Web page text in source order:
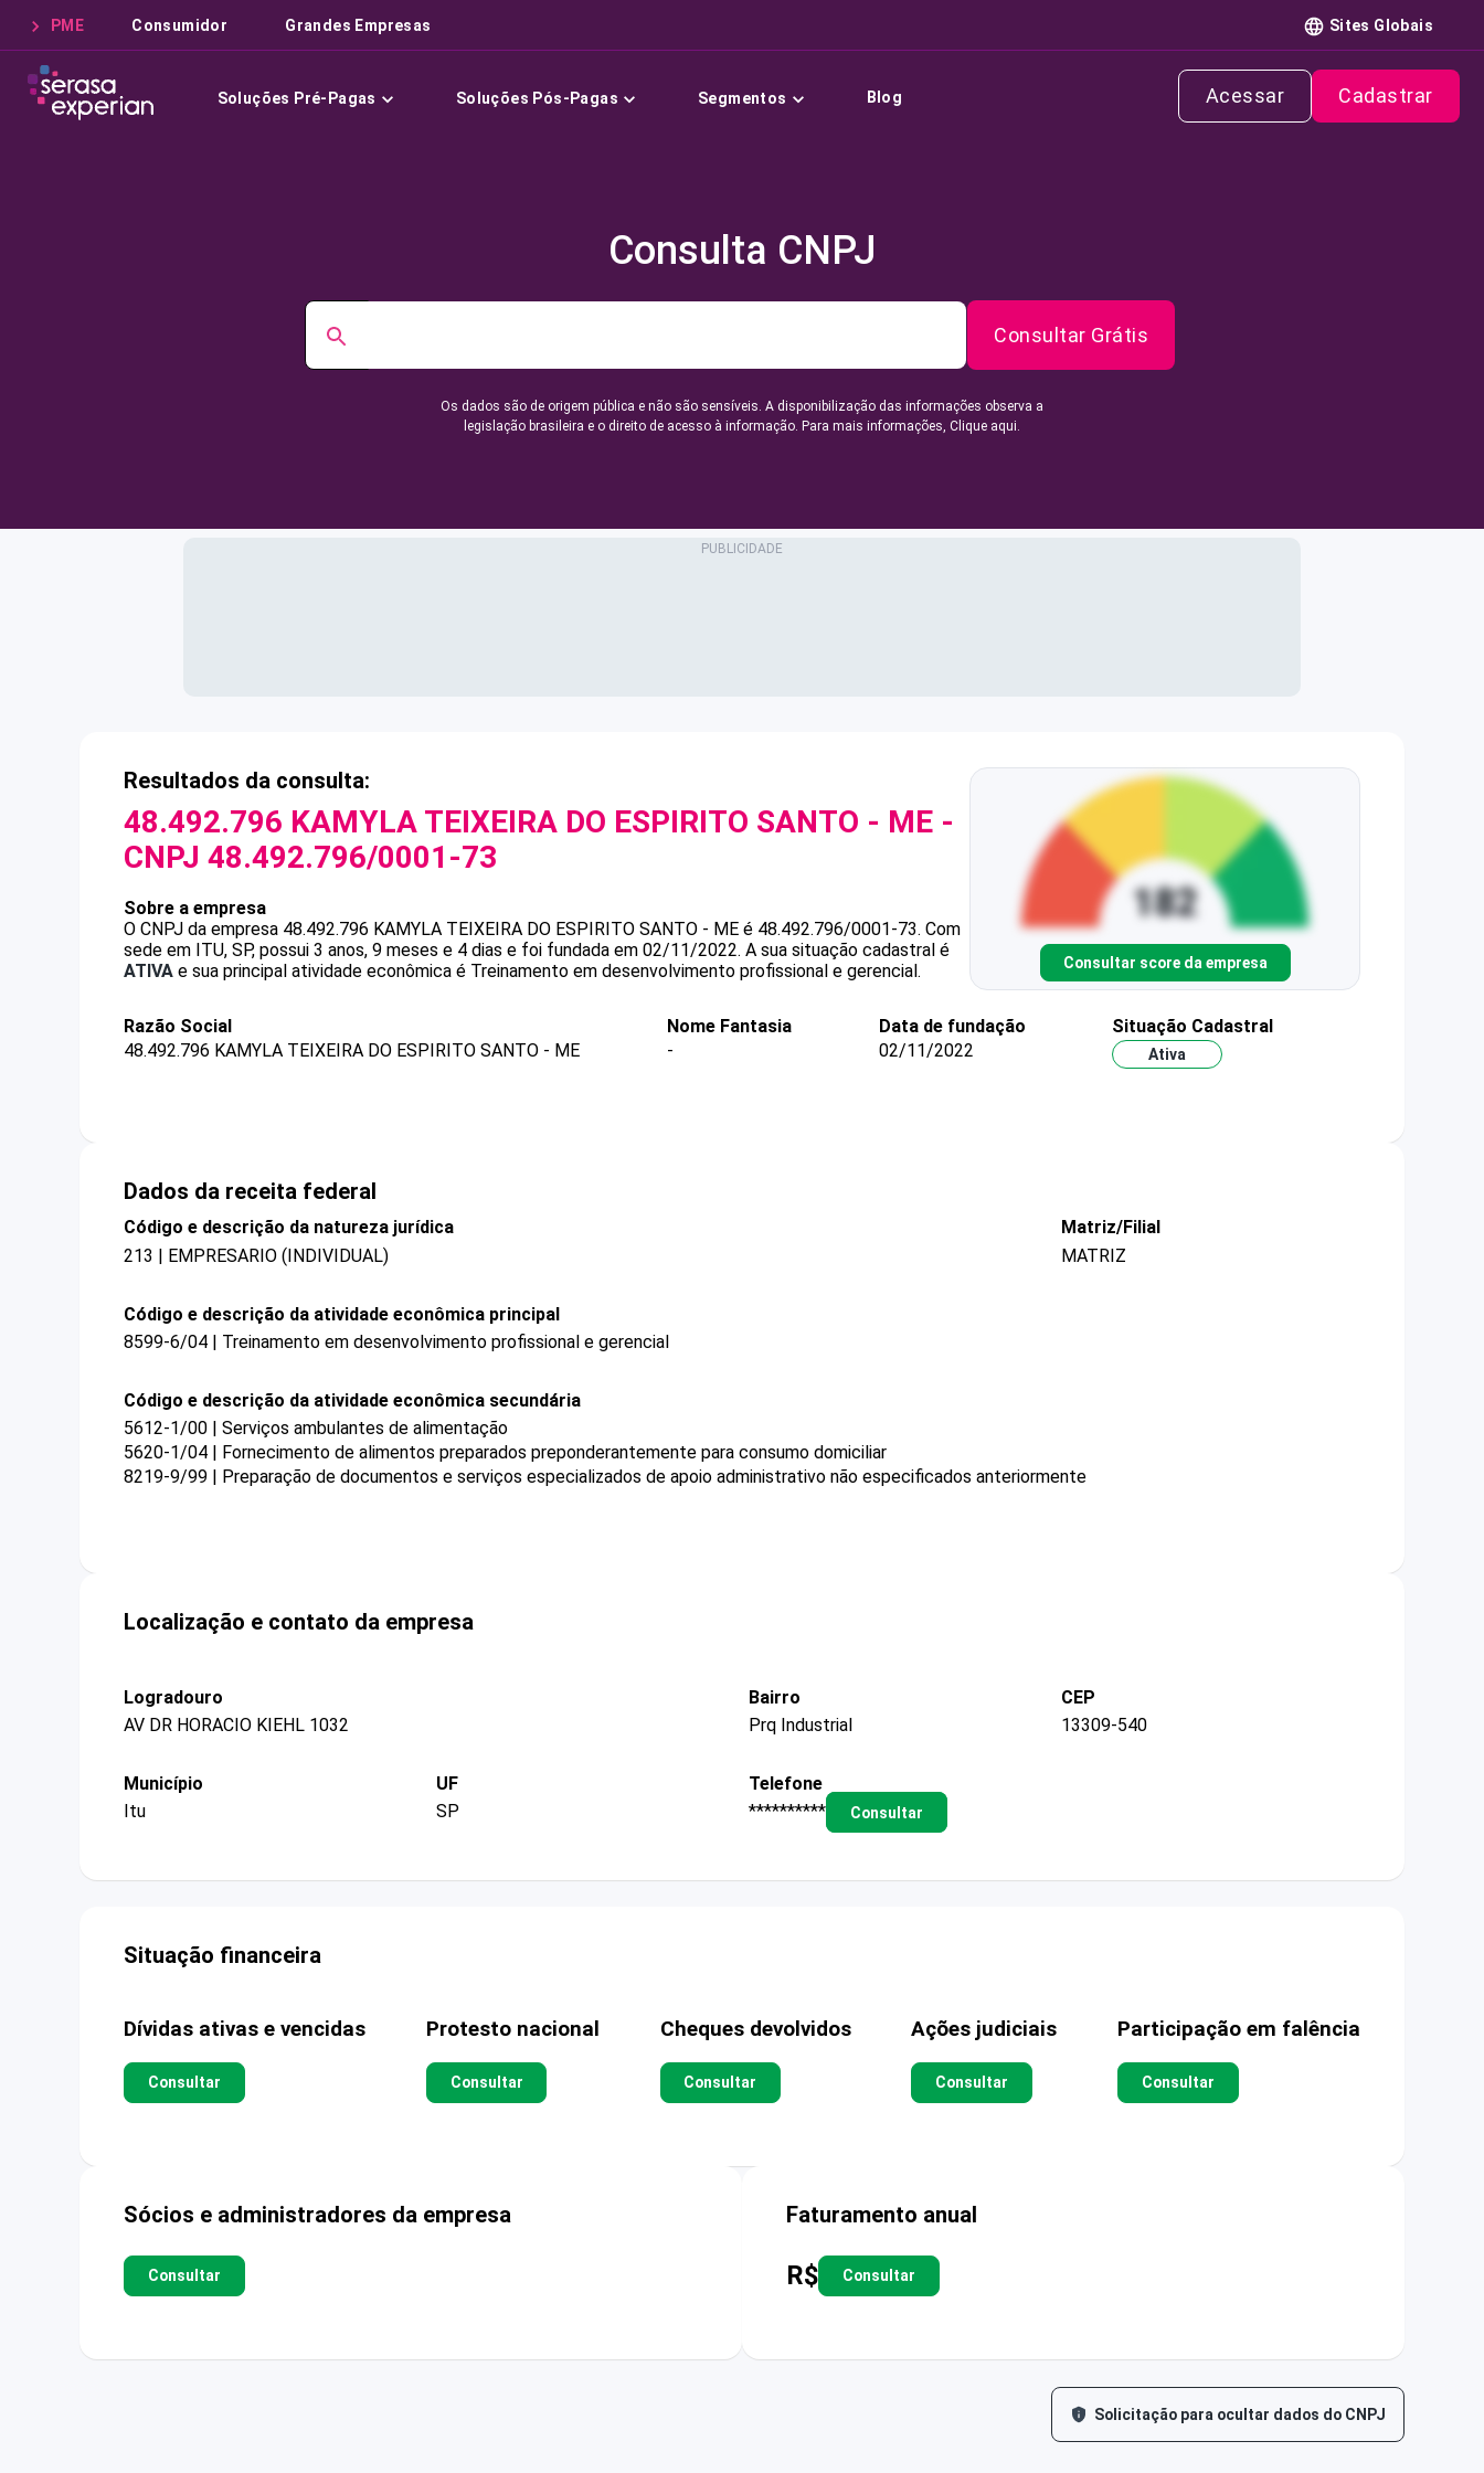
PME Consumidor Grandes Empresas Sites Globais
Soluções Pré-Pagas Soluções Pós-Pagas Segmentos Blog Acessar Cadastrar
Consulta CNPJ
Consultar Grátis
Os dados são de origem pública e não são sensíveis. A disponibilização das informações observa a
legislação brasileira e o direito de acesso à informação. Para mais informações, Clique aqui.
Resultados da consulta:
48.492.796 KAMYLA TEIXEIRA DO ESPIRITO SANTO - ME -
CNPJ 48.492.796/0001-73
Sobre a empresa
O CNPJ da empresa 48.492.796 KAMYLA TEIXEIRA DO ESPIRITO SANTO - ME é 48.492.796/0001-73. Com
sede em ITU, SP, possui 3 anos, 9 meses e 4 dias e foi fundada em 02/11/2022. A sua situação cadastral é
ATIVA e sua principal atividade econômica é Treinamento em desenvolvimento profissional e gerencial. Consultar score da empresa
Razão Social
48.492.796 KAMYLA TEIXEIRA DO ESPIRITO SANTO - ME
Nome Fantasia
-
Data de fundação
02/11/2022
Situação Cadastral
Ativa
Dados da receita federal
Código e descrição da natureza jurídica
213 | EMPRESARIO (INDIVIDUAL)
Matriz/Filial
MATRIZ
Código e descrição da atividade econômica principal
8599-6/04 | Treinamento em desenvolvimento profissional e gerencial
Código e descrição da atividade econômica secundária
5612-1/00 | Serviços ambulantes de alimentação
5620-1/04 | Fornecimento de alimentos preparados preponderantemente para consumo domiciliar
8219-9/99 | Preparação de documentos e serviços especializados de apoio administrativo não especificados anteriormente
Localização e contato da empresa
Logradouro
AV DR HORACIO KIEHL 1032
Bairro
Prq Industrial
CEP
13309-540
Município
Itu
UF
SP
Telefone
**********
Consultar
Situação financeira
Dívidas ativas e vencidas
Consultar
Protesto nacional
Consultar
Cheques devolvidos
Consultar
Ações judiciais
Consultar
Participação em falência
Consultar
Sócios e administradores da empresa
Consultar
Faturamento anual
R$ Consultar
Solicitação para ocultar dados do CNPJ